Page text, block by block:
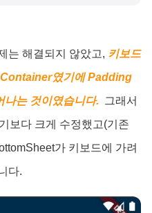
는 해결되지 않았고, 키보드
Container였기에 Padding
는 것이였습니다.
그래서
보다 크게 수정했고(기존
가 키보드에 가려
다.